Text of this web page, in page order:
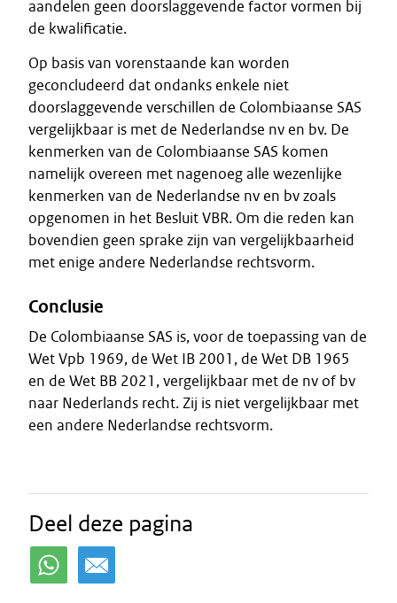
aandelen geen doorslaggevende factor vormen bij
de kwalificatie.
Op basis van vorenstaande kan worden
geconcludeerd dat ondanks enkele niet
doorslaggevende verschillen de Colombiaanse SAS
vergelijkbaar is met de Nederlandse nv en bv. De
kenmerken van de Colombiaanse SAS komen
namelijk overeen met nagenoeg alle wezenlijke
kenmerken van de Nederlandse nv en bv zoals
opgenomen in het Besluit VBR. Om die reden kan
bovendien geen sprake zijn van vergelijkbaarheid
met enige andere Nederlandse rechtsvorm.
Conclusie
De Colombiaanse SAS is, voor de toepassing van de
Wet Vpb 1969, de Wet IB 2001, de Wet DB 1965
en de Wet BB 2021, vergelijkbaar met de nv of bv
naar Nederlands recht. Zij is niet vergelijkbaar met
een andere Nederlandse rechtsvorm.
Deel deze pagina